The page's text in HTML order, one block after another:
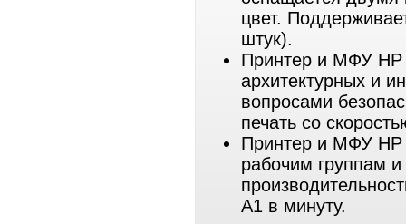
цвет.
штук).
Принтер и МФУ HP
архитектурных и
вопросами
печать со
Принтер и МФУ HP
рабочим группам
A1 в минуту.